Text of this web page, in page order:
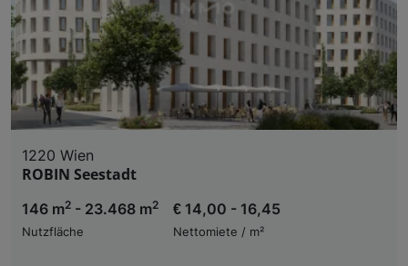
1220 Wien
ROBIN Seestadt
146 m2 - 23.468 m2
Nutzfläche
€ 14,00 - 16,45
Nettomiete / m²